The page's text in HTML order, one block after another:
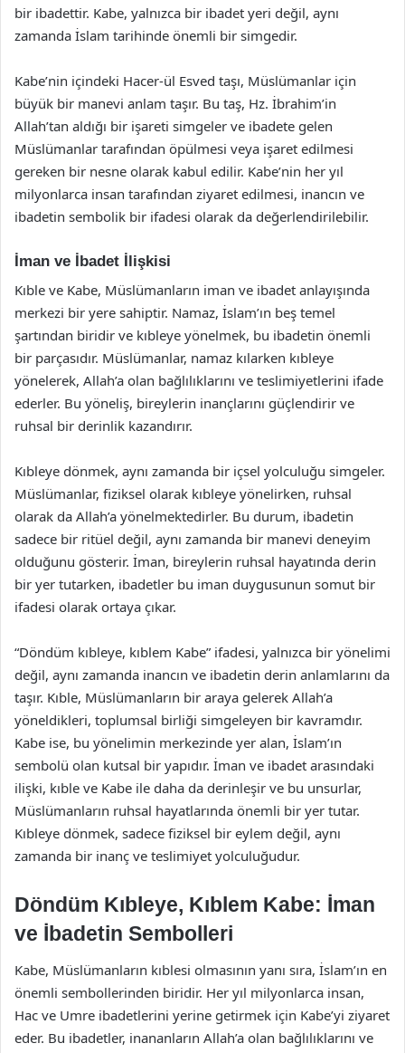
bir ibadettir. Kabe, yalnızca bir ibadet yeri değil, aynı
zamanda İslam tarihinde önemli bir simgedir.
Kabe’nin içindeki Hacer-ül Esved taşı, Müslümanlar için
büyük bir manevi anlam taşır. Bu taş, Hz. İbrahim’in
Allah’tan aldığı bir işareti simgeler ve ibadete gelen
Müslümanlar tarafından öpülmesi veya işaret edilmesi
gereken bir nesne olarak kabul edilir. Kabe’nin her yıl
milyonlarca insan tarafından ziyaret edilmesi, inancın ve
ibadetin sembolik bir ifadesi olarak da değerlendirilebilir.
İman ve İbadet İlişkisi
Kıble ve Kabe, Müslümanların iman ve ibadet anlayışında
merkezi bir yere sahiptir. Namaz, İslam’ın beş temel
şartından biridir ve kıbleye yönelmek, bu ibadetin önemli
bir parçasıdır. Müslümanlar, namaz kılarken kıbleye
yönelerek, Allah’a olan bağlılıklarını ve teslimiyetlerini ifade
ederler. Bu yöneliş, bireylerin inançlarını güçlendirir ve
ruhsal bir derinlik kazandırır.
Kıbleye dönmek, aynı zamanda bir içsel yolculuğu simgeler.
Müslümanlar, fiziksel olarak kıbleye yönelirken, ruhsal
olarak da Allah’a yönelmektedirler. Bu durum, ibadetin
sadece bir ritüel değil, aynı zamanda bir manevi deneyim
olduğunu gösterir. İman, bireylerin ruhsal hayatında derin
bir yer tutarken, ibadetler bu iman duygusunun somut bir
ifadesi olarak ortaya çıkar.
“Döndüm kıbleye, kıblem Kabe” ifadesi, yalnızca bir yönelimi
değil, aynı zamanda inancın ve ibadetin derin anlamlarını da
taşır. Kıble, Müslümanların bir araya gelerek Allah’a
yöneldikleri, toplumsal birliği simgeleyen bir kavramdır.
Kabe ise, bu yönelimin merkezinde yer alan, İslam’ın
sembolü olan kutsal bir yapıdır. İman ve ibadet arasındaki
ilişki, kıble ve Kabe ile daha da derinleşir ve bu unsurlar,
Müslümanların ruhsal hayatlarında önemli bir yer tutar.
Kıbleye dönmek, sadece fiziksel bir eylem değil, aynı
zamanda bir inanç ve teslimiyet yolculuğudur.
Döndüm Kıbleye, Kıblem Kabe: İman
ve İbadetin Sembolleri
Kabe, Müslümanların kıblesi olmasının yanı sıra, İslam’ın en
önemli sembollerinden biridir. Her yıl milyonlarca insan,
Hac ve Umre ibadetlerini yerine getirmek için Kabe’yi ziyaret
eder. Bu ibadetler, inananların Allah’a olan bağlılıklarını ve